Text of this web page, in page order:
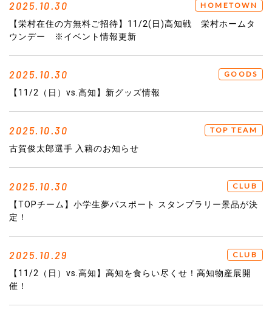
2025.10.30 HOMETOWN
【栄村在住の方無料ご招待】11/2(日)高知戦 栄村ホームタ
ウンデー ※イベント情報更新
2025.10.30 GOODS
【11/2（日）vs.高知】新グッズ情報
2025.10.30 TOP TEAM
古賀俊太郎選手 入籍のお知らせ
2025.10.30 CLUB
【TOPチーム】小学生夢パスポート スタンプラリー景品が決
定！
2025.10.29 CLUB
【11/2（日）vs.高知】高知を食らい尽くせ！高知物産展開
催！